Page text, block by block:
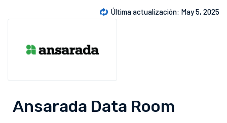
Última actualización: May 5, 2025
Ansarada Data Room